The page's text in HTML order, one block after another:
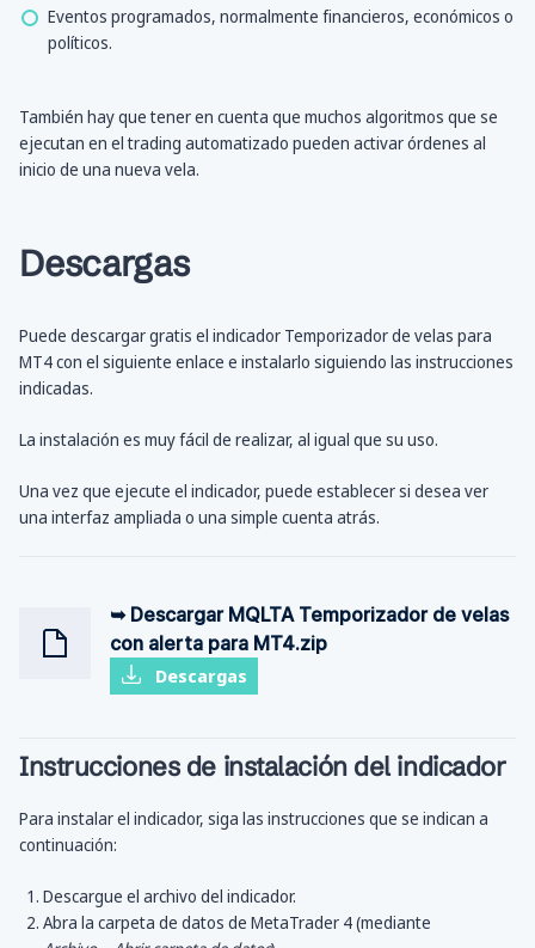
Eventos programados, normalmente financieros, económicos o
políticos.
También hay que tener en cuenta que muchos algoritmos que se
ejecutan en el trading automatizado pueden activar órdenes al
inicio de una nueva vela.
Descargas
Puede descargar gratis el indicador Temporizador de velas para
MT4 con el siguiente enlace e instalarlo siguiendo las instrucciones
indicadas.
La instalación es muy fácil de realizar, al igual que su uso.
Una vez que ejecute el indicador, puede establecer si desea ver
una interfaz ampliada o una simple cuenta atrás.
➥ Descargar MQLTA Temporizador de velas
con alerta para MT4.zip
Descargas
Instrucciones de instalación del indicador
Para instalar el indicador, siga las instrucciones que se indican a
continuación:
Descargue el archivo del indicador.
Abra la carpeta de datos de MetaTrader 4 (mediante